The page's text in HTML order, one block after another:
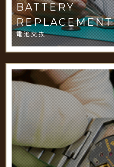
BATTERY
REPLACEMENT
電池交換